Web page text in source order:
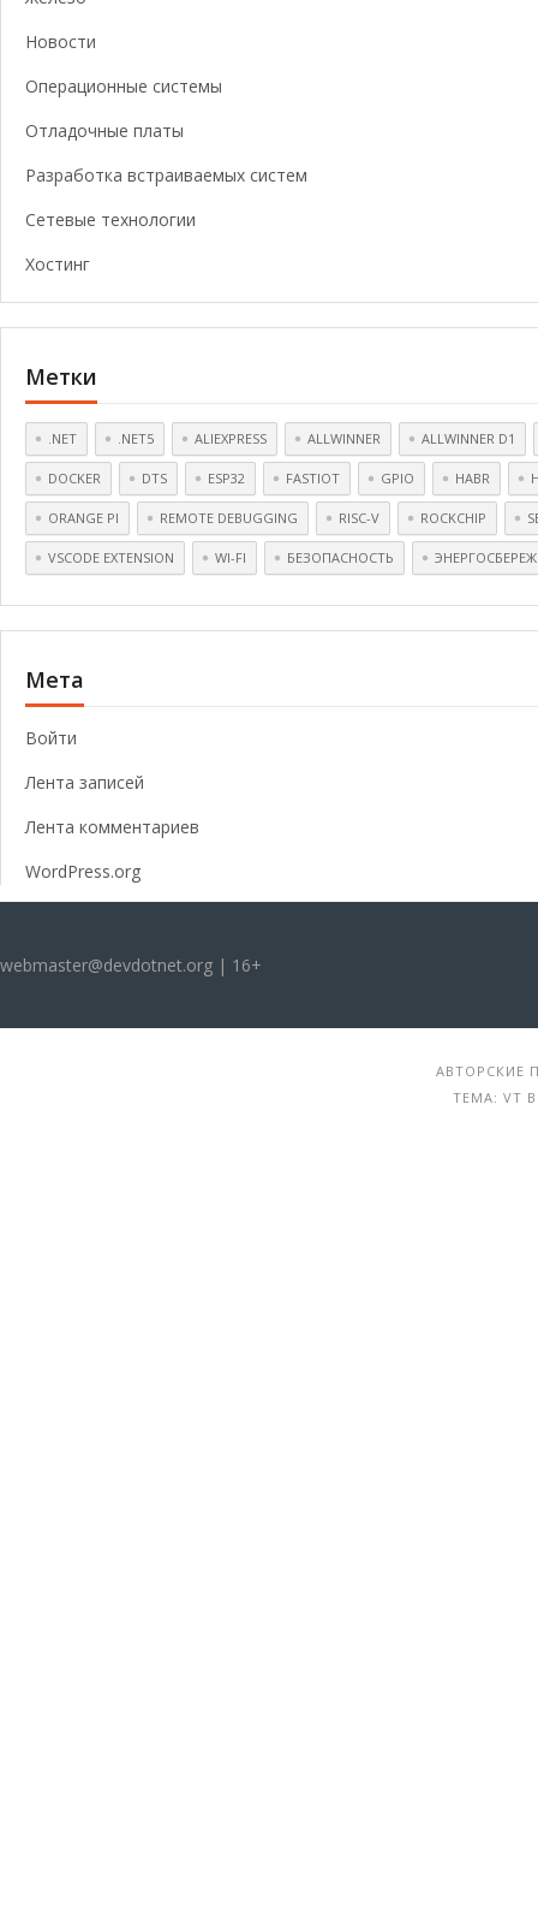
Новости
Операционные системы
Отладочные платы
Разработка встраиваемых систем
Сетевые технологии
Хостинг
Метки
.NET .NET5 ALIEXPRESS ALLWINNER ALLWINNER D1
DOCKER DTS ESP32 FASTIOT GPIO HABR
ORANGE PI REMOTE DEBUGGING RISC-V ROCKCHIP
VSCODE EXTENSION WI-FI БЕЗОПАСНОСТЬ
Мета
Войти
Лента записей
Лента комментариев
WordPress.org
webmaster@devdotnet.org | 16+
АВТОРСКИЕ
ТЕМА: VT